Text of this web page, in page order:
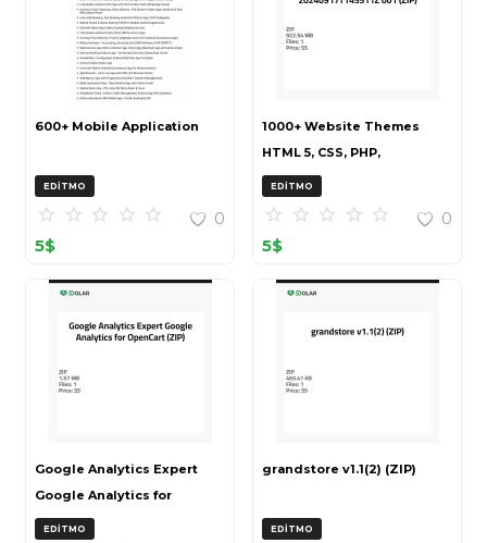
600+ Mobile Application
EDITMO
0
5$
1000+ Website Themes
HTML 5, CSS, PHP,
WordPress Bundle
20240917T145511Z 001 (ZIP)
EDITMO
0
5$
Google Analytics Expert
Google Analytics for
OpenCart (ZIP)
EDITMO
grandstore v1.1(2) (ZIP)
EDITMO